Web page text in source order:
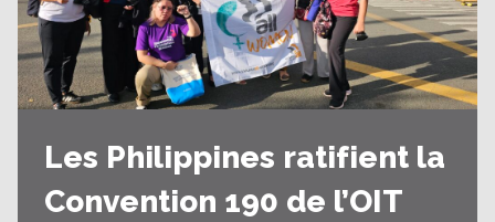
Les Philippines ratifient la
Convention 190 de l’OIT